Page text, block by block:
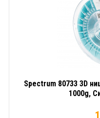
Spectrum 80733 3D
1000g,